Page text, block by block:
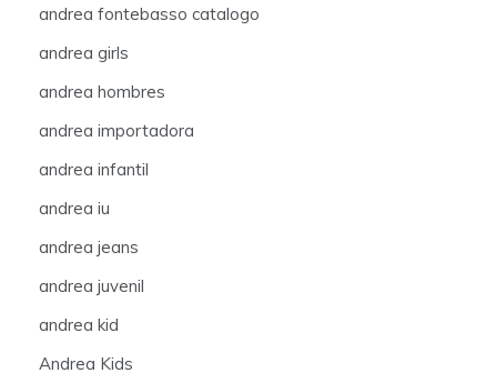
andrea fontebasso catalogo
andrea girls
andrea hombres
andrea importadora
andrea infantil
andrea iu
andrea jeans
andrea juvenil
andrea kid
Andrea Kids